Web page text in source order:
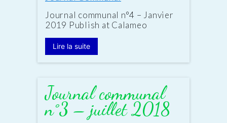
Journal communal n°4 – Janvier
2019 Publish at Calameo
Lire la suite
Journal communal
n°3 – juillet 2018